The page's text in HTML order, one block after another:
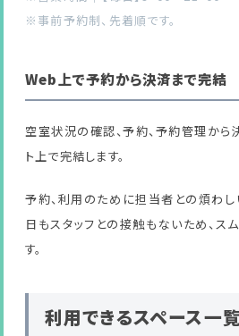
※事前予約制、先着順です。
Web上で予約から決済まで完結
空室状況の確認、予約、予約管理から
ト上で完結します。
予約、利用のために担当者との煩わし
日もスタッフとの接触もないため、ス
す。
利用できるスペース一覧